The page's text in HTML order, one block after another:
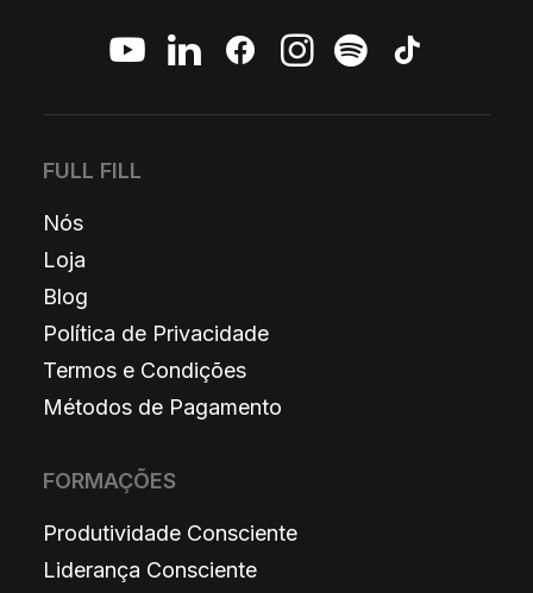
FULL FILL
Nós
Loja
Blog
Política de Privacidade
Termos e Condições
Métodos de Pagamento
FORMAÇÕES
Produtividade Consciente
Liderança Consciente